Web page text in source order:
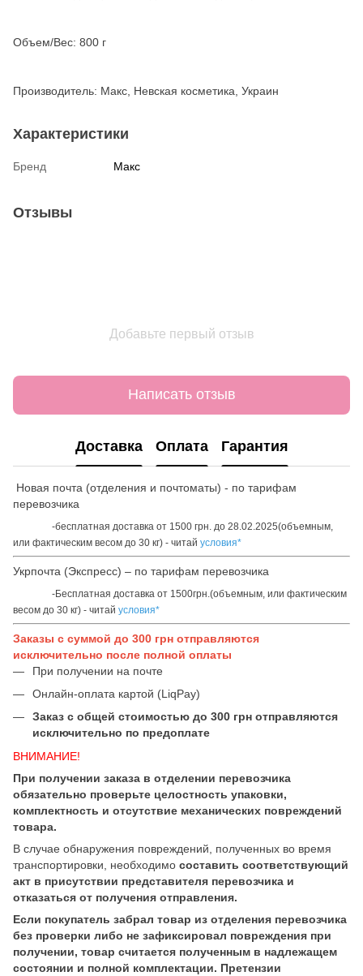
Объем/Вес: 800 г
Производитель: Макс, Невская косметика, Украин
Характеристики
Бренд Макс
Отзывы
Добавьте первый отзыв
Написать отзыв
Доставка Оплата Гарантия
Новая почта (отделения и почтоматы) - по тарифам
перевозчика
-бесплатная доставка от 1500 грн. до 28.02.2025(объемным,
или фактическим весом до 30 кг) - читай условия*
Укрпочта (Экспресс) – по тарифам перевозчика
-Бесплатная доставка от 1500грн.(объемным, или фактическим
весом до 30 кг) - читай условия*
Заказы с суммой до 300 грн отправляются
исключительно после полной оплаты
При получении на почте
Онлайн-оплата картой (LiqPay)
Заказ с общей стоимостью до 300 грн отправляются
исключительно по предоплате
ВНИМАНИЕ!
При получении заказа в отделении перевозчика
обязательно проверьте целостность упаковки,
комплектность и отсутствие механических повреждений
товара.
В случае обнаружения повреждений, полученных во время
транспортировки, необходимо составить соответствующий
акт в присутствии представителя перевозчика и
отказаться от получения отправления.
Если покупатель забрал товар из отделения перевозчика
без проверки либо не зафиксировал повреждения при
получении, товар считается полученным в надлежащем
состоянии и полной комплектации. Претензии